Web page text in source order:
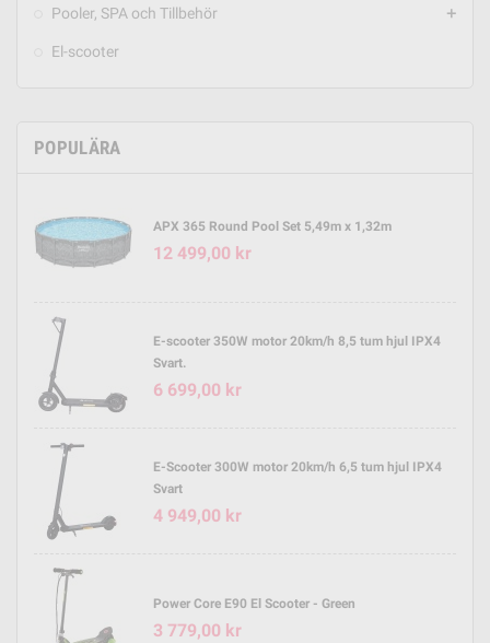
Pooler, SPA och Tillbehör add
El-scooter
POPULÄRA
APX 365 Round Pool Set 5,49m x 1,32m
12 499,00 kr
E-scooter 350W motor 20km/h 8,5 tum hjul IPX4
Svart.
6 699,00 kr
E-Scooter 300W motor 20km/h 6,5 tum hjul IPX4
Svart
4 949,00 kr
Power Core E90 El Scooter - Green
3 779,00 kr